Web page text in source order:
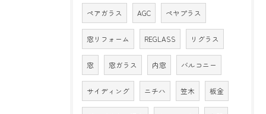
ペアガラス AGC ペヤプラス
窓リフォーム REGLASS リグラス
窓 窓ガラス 内窓 バルコニー
サイディング ニチハ 笠木 板金